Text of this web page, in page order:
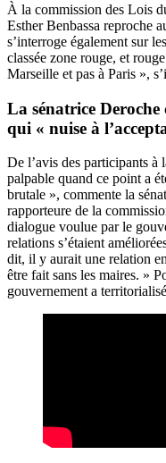
À la commission des Lois
Esther Benbassa reproche
s’interroge également sur
classée zone rouge, et
Marseille et pas à Paris »,
La sénatrice
qui « nuise à
De l’avis des participants à
palpable quand ce point a
brutale », commente la
rapporteure de la
dialogue voulue par le
relations s’étaient
dit, il y aurait une relation
être fait sans les maires. »
gouvernement a